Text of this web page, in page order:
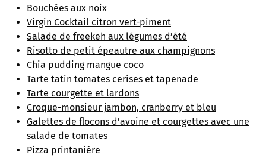
Bouchées aux noix
Virgin Cocktail citron vert-piment
Salade de freekeh aux légumes d’été
Risotto de petit épeautre aux champignons
Chia pudding mangue coco
Tarte tatin tomates cerises et tapenade
Tarte courgette et lardons
Croque-monsieur jambon, cranberry et bleu
Galettes de flocons d’avoine et courgettes avec une
salade de tomates
Pizza printanière